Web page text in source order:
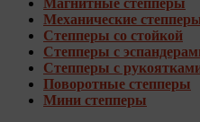
Магнитные степперы
Механические
Степперы со стойкой
Степперы с
Степперы с
Поворотные степперы
Мини степперы